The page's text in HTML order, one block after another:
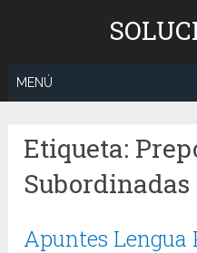
MENÚ
Etiqueta:
Subordinadas
Apuntes Lengua